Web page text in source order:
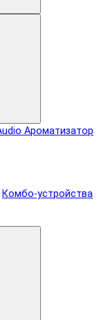
Ароматизатор
Комбо-устройства